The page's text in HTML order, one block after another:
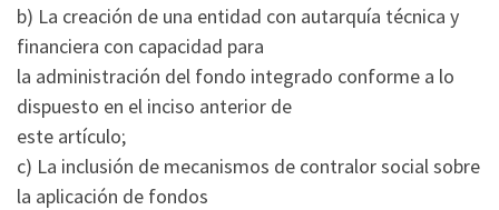
b) La creación de una entidad con autarquía técnica y
financiera con capacidad para
la administración del fondo integrado conforme a lo
dispuesto en el inciso anterior de
este artículo;
c) La inclusión de mecanismos de contralor social sobre
la aplicación de fondos